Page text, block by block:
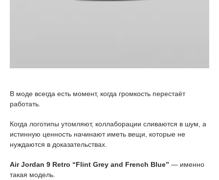
В моде всегда есть момент, когда громкость перестаёт
работать.
Когда логотипы утомляют, коллаборации сливаются в шум, а
истинную ценность начинают иметь вещи, которые не
нуждаются в доказательствах.
Air Jordan 9 Retro “Flint Grey and French Blue” — именно
такая модель.